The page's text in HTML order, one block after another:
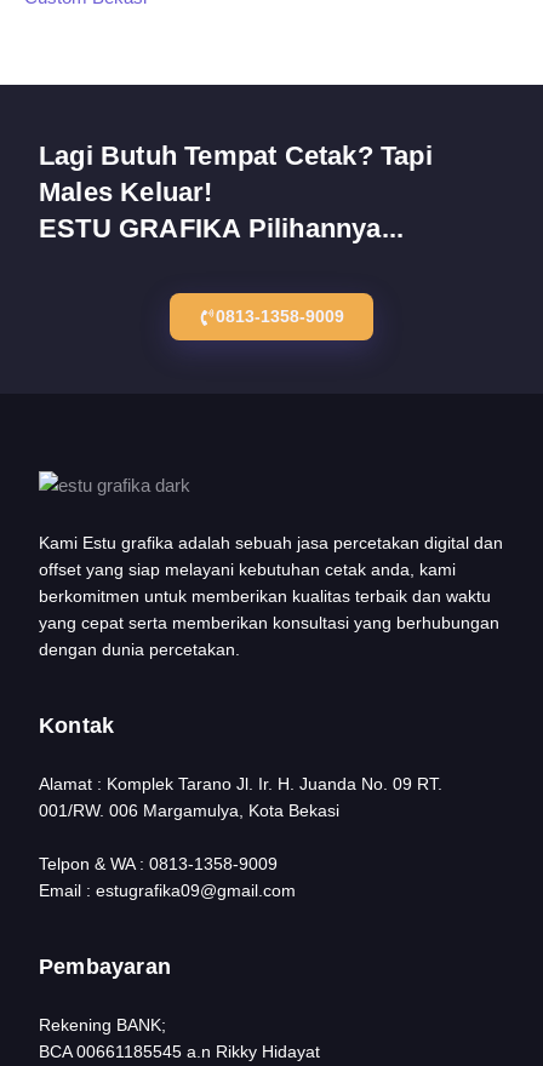
Lagi Butuh Tempat Cetak? Tapi
Males Keluar!
ESTU GRAFIKA Pilihannya...
0813-1358-9009
Kami Estu grafika adalah sebuah jasa percetakan digital dan
offset yang siap melayani kebutuhan cetak anda, kami
berkomitmen untuk memberikan kualitas terbaik dan waktu
yang cepat serta memberikan konsultasi yang berhubungan
dengan dunia percetakan.
Kontak
Alamat : Komplek Tarano Jl. Ir. H. Juanda No. 09 RT.
001/RW. 006 Margamulya, Kota Bekasi
Telpon & WA : 0813-1358-9009
Email : estugrafika09@gmail.com
Pembayaran
Rekening BANK;
BCA 00661185545 a.n Rikky Hidayat